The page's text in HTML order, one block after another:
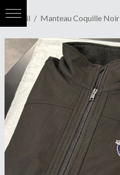
Accueil Manteau Coquille Noir